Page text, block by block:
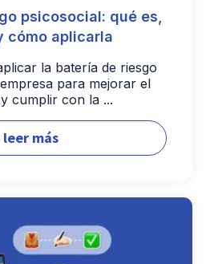
psicosocial: qué es,
cómo aplicarla
la batería de riesgo
para mejorar el
cumplir con la ...
leer más